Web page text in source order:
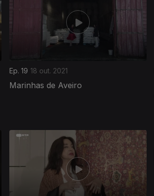
Ep. 19 18 out. 2021
Marinhas de Aveiro